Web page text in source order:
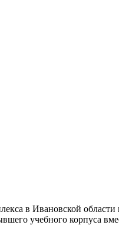
в Ивановской области
учебного корпуса